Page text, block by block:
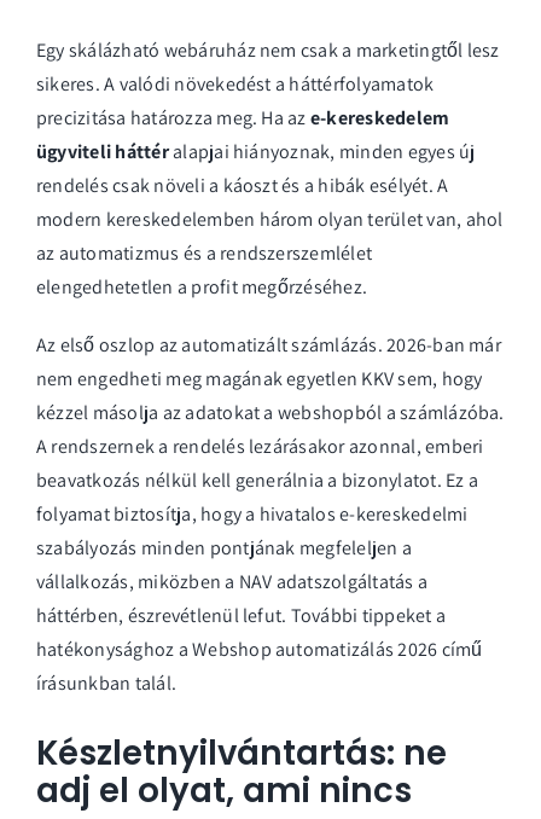
Egy skálázható webáruház nem csak a marketingtől lesz
sikeres. A valódi növekedést a háttérfolyamatok
precizitása határozza meg. Ha aze-kereskedelem
ügyviteli háttéralapjai hiányoznak, minden egyes új
rendelés csak növeli a káoszt és a hibák esélyét. A
modern kereskedelemben három olyan terület van, ahol
az automatizmus és a rendszerszemlélet
elengedhetetlen a profit megőrzéséhez.
Az első oszlop az automatizált számlázás. 2026-ban már
nem engedheti meg magának egyetlen KKV sem, hogy
kézzel másolja az adatokat a webshopból a számlázóba.
A rendszernek a rendelés lezárásakor azonnal, emberi
beavatkozás nélkül kell generálnia a bizonylatot. Ez a
folyamat biztosítja, hogy a hivatalos e-kereskedelmi
szabályozás minden pontjának megfeleljen a
vállalkozás, miközben a NAV adatszolgáltatás a
háttérben, észrevétlenül lefut. További tippeket a
hatékonysághoz aWebshop automatizálás 2026című
írásunkban talál.
Készletnyilvántartás: ne
adj el olyat, ami nincs